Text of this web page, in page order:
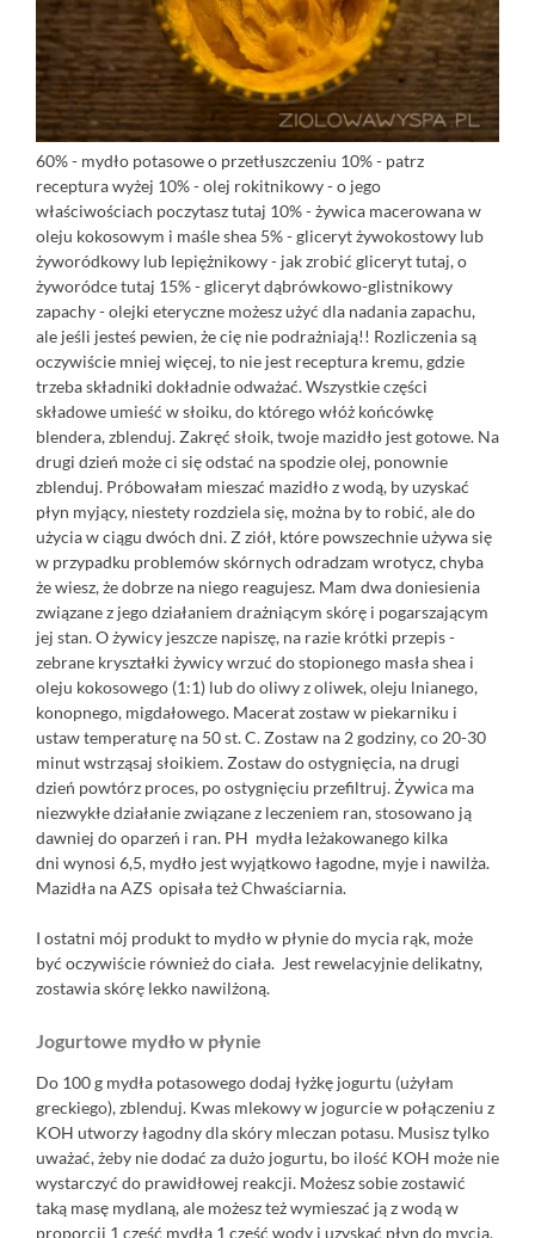
60% - mydło potasowe o przetłuszczeniu 10% - patrz
receptura wyżej 10% - olej rokitnikowy - o jego
właściwościach poczytasztutaj 10% - żywica macerowana w
oleju kokosowym i maśle shea 5% - gliceryt żywokostowy lub
żyworódkowy lub lepiężnikowy - jak zrobić gliceryttutaj, o
żyworódcetutaj 15% - gliceryt dąbrówkowo-glistnikowy
zapachy - olejki eteryczne możesz użyć dla nadania zapachu,
ale jeśli jesteś pewien, że cię nie podrażniają!! Rozliczenia są
oczywiście mniej więcej, to nie jest receptura kremu, gdzie
trzeba składniki dokładnie odważać. Wszystkie części
składowe umieść w słoiku, do którego włóż końcówkę
blendera, zblenduj. Zakręć słoik, twoje mazidło jest gotowe. Na
drugi dzień może ci się odstać na spodzie olej, ponownie
zblenduj. Próbowałam mieszać mazidło z wodą, by uzyskać
płyn myjący, niestety rozdziela się, można by to robić, ale do
użycia w ciągu dwóch dni. Z ziół, które powszechnie używa się
w przypadku problemów skórnych odradzam wrotycz, chyba
że wiesz, że dobrze na niego reagujesz. Mam dwa doniesienia
związane z jego działaniem drażniącym skórę i pogarszającym
jej stan. O żywicy jeszcze napiszę, na razie krótki przepis -
zebrane kryształki żywicy wrzuć do stopionego masła shea i
oleju kokosowego (1:1) lub do oliwy z oliwek, oleju lnianego,
konopnego, migdałowego. Macerat zostaw w piekarniku i
ustaw temperaturę na 50 st. C. Zostaw na 2 godziny, co 20-30
minut wstrząsaj słoikiem. Zostaw do ostygnięcia, na drugi
dzień powtórz proces, po ostygnięciu przefiltruj. Żywica ma
niezwykłe działanie związane z leczeniem ran, stosowano ją
dawniej do oparzeń i ran. PH mydła leżakowanego kilka
dni wynosi 6,5, mydło jest wyjątkowo łagodne, myje i nawilża.
Mazidła na AZS opisała teżChwaściarnia.
I ostatni mój produkt to mydło w płynie do mycia rąk, może
być oczywiście również do ciała. Jest rewelacyjnie delikatny,
zostawia skórę lekko nawilżoną.
Jogurtowe mydło w płynie
Do 100 g mydła potasowego dodaj łyżkę jogurtu (użyłam
greckiego), zblenduj. Kwas mlekowy w jogurcie w połączeniu z
KOH utworzy łagodny dla skóry mleczan potasu. Musisz tylko
uważać, żeby nie dodać za dużo jogurtu, bo ilość KOH może nie
wystarczyć do prawidłowej reakcji. Możesz sobie zostawić
taką masę mydlaną, ale możesz też wymieszać ją z wodą w
proporcji 1 część mydła 1 część wody i uzyskać płyn do mycia.